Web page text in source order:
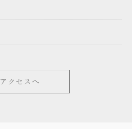
アクセスへ